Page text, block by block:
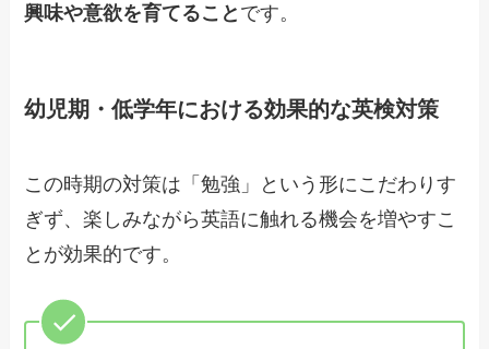
興味や意欲を育てること です。
幼児期・低学年における効果的な英検対策
この時期の対策は「勉強」という形にこだわりす
ぎず、楽しみながら英語に触れる機会を増やすこ
とが効果的です。